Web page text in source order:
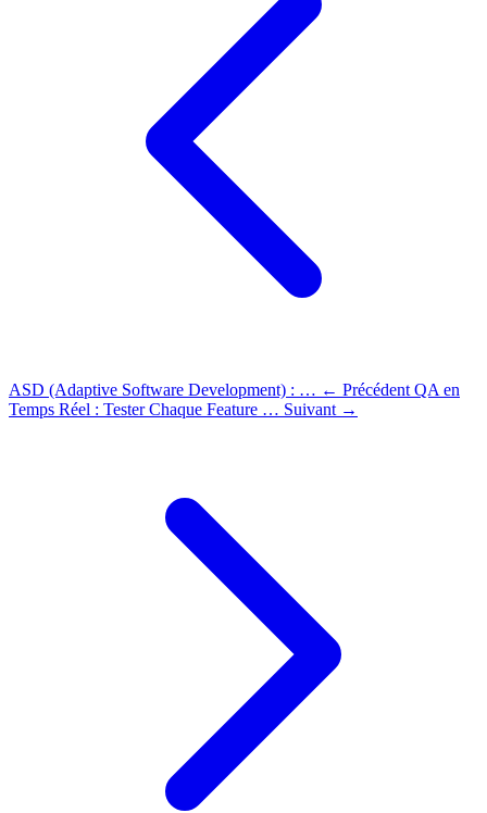
ASD (Adaptive Software Development) : … ← Précédent QA en
Temps Réel : Tester Chaque Feature … Suivant →